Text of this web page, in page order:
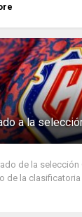
a la
de la selección
de la